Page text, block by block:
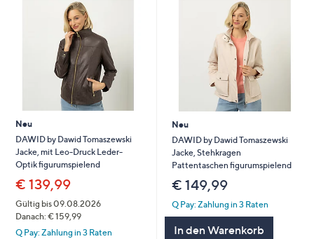
Neu
DAWID by Dawid Tomaszewski
Jacke, mit Leo-Druck Leder-
Optik figurumspielend
€ 139,99
Gültig bis 09.08.2026
Danach: € 159,99
Q Pay: Zahlung in 3 Raten
Neu
DAWID by Dawid Tomaszewski
Jacke, Stehkragen
Pattentaschen figurumspielend
€ 149,99
Q Pay: Zahlung in 3 Raten
In den Warenkorb